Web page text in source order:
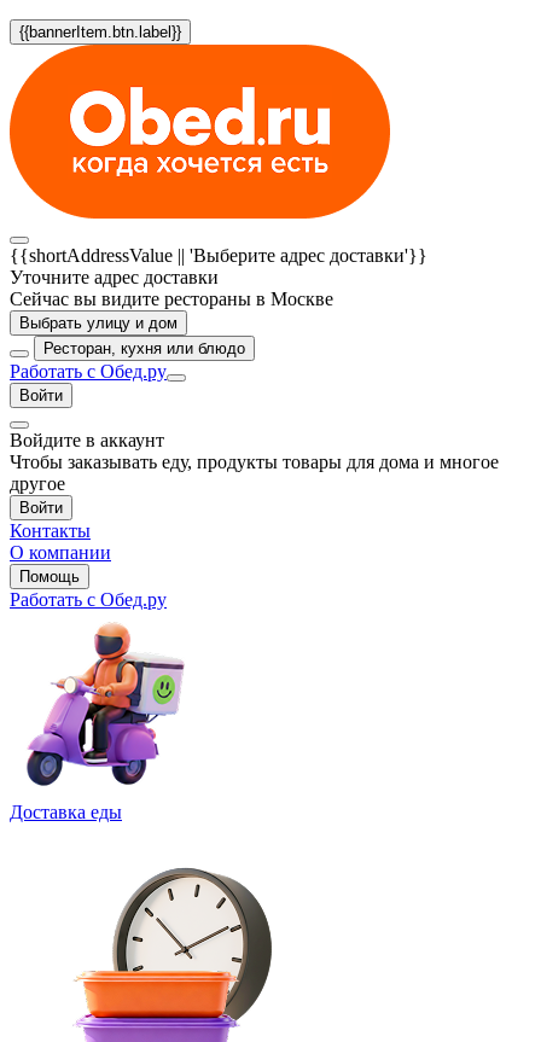
{{bannerItem.btn.label}}
{{shortAddressValue || 'Выберите адрес доставки'}}
Уточните адрес доставки
Сейчас вы видите рестораны в Москве
Выбрать улицу и дом
Ресторан, кухня или блюдо
Работать с Обед.ру
Войти
Войдите в аккаунт
Чтобы заказывать еду, продукты товары для дома и многое
другое
Войти
Контакты
О компании
Помощь
Работать с Обед.ру
Доставка еды